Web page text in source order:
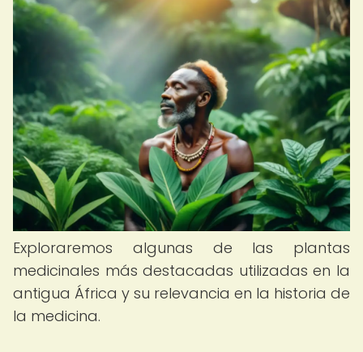
Exploraremos algunas de las plantas
medicinales más destacadas utilizadas en la
antigua África y su relevancia en la historia de
la medicina.